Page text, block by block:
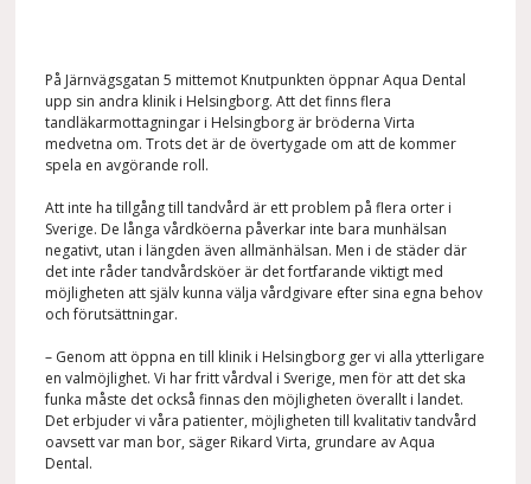
På Järnvägsgatan 5 mittemot Knutpunkten öppnar Aqua Dental
upp sin andra klinik i Helsingborg. Att det finns flera
tandläkarmottagningar i Helsingborg är bröderna Virta
medvetna om. Trots det är de övertygade om att de kommer
spela en avgörande roll.
Att inte ha tillgång till tandvård är ett problem på flera orter i
Sverige. De långa vårdköerna påverkar inte bara munhälsan
negativt, utan i längden även allmänhälsan. Men i de städer där
det inte råder tandvårdsköer är det fortfarande viktigt med
möjligheten att själv kunna välja vårdgivare efter sina egna behov
och förutsättningar.
– Genom att öppna en till klinik i Helsingborg ger vi alla ytterligare
en valmöjlighet. Vi har fritt vårdval i Sverige, men för att det ska
funka måste det också finnas den möjligheten överallt i landet.
Det erbjuder vi våra patienter, möjligheten till kvalitativ tandvård
oavsett var man bor, säger Rikard Virta, grundare av Aqua
Dental.